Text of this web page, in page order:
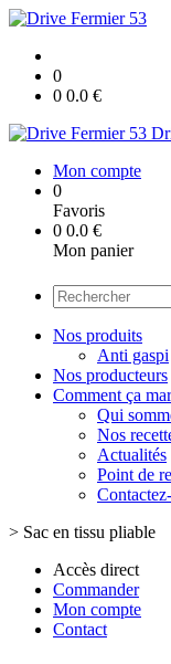
0
0 0.0 €
Mon compte
0
Favoris
0 0.0 €
Mon panier
Nos produits
Anti gaspi
Nos producteurs
Comment ça
Qui
Nos
Actualités
Point de
> Sac en tissu pliable
Accès direct
Commander
Mon compte
Contact